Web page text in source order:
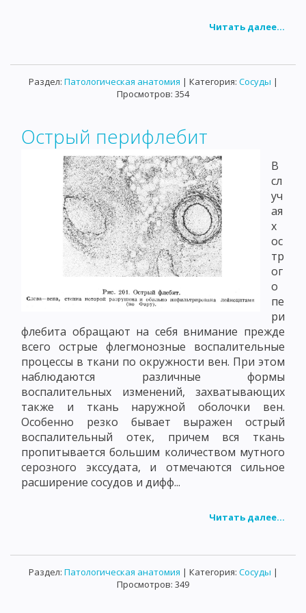
Читать далее...
Раздел: Патологическая анатомия | Категория: Сосуды |
Просмотров: 354
Острый перифлебит
В
сл
уч
ая
х
ос
тр
ог
о
пе
ри
флебита обращают на себя внимание прежде
всего острые флегмонозные воспалительные
процессы в ткани по окружности вен. При этом
наблюдаются различные формы
воспалительных изменений, захватывающих
также и ткань наружной оболочки вен.
Особенно резко бывает выражен острый
воспалительный отек, причем вся ткань
пропитывается большим количеством мутного
серозного экссудата, и отмечаются сильное
расширение сосудов и дифф...
Читать далее...
Раздел: Патологическая анатомия | Категория: Сосуды |
Просмотров: 349